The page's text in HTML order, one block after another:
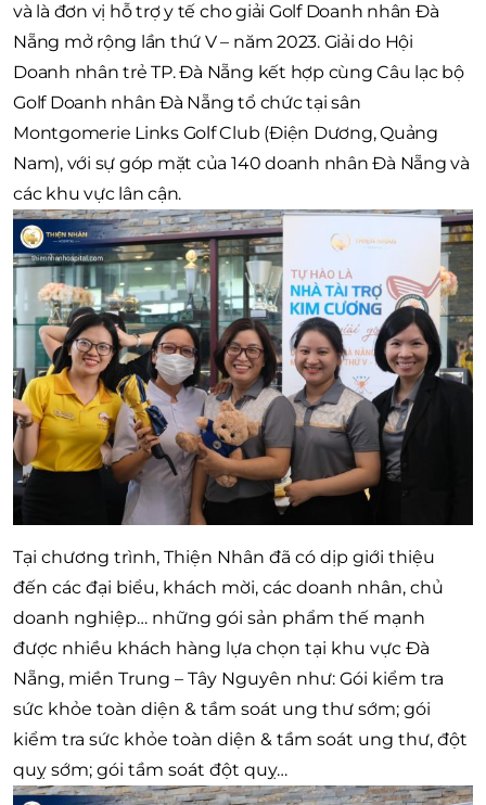
và là đơn vị hỗ trợ y tế cho giải Golf Doanh nhân Đà
Nẵng mở rộng lần thứ V – năm 2023. Giải do Hội
Doanh nhân trẻ TP. Đà Nẵng kết hợp cùng Câu lạc bộ
Golf Doanh nhân Đà Nẵng tổ chức tại sân
Montgomerie Links Golf Club (Điện Dương, Quảng
Nam), với sự góp mặt của 140 doanh nhân Đà Nẵng và
các khu vực lân cận.
Tại chương trình, Thiện Nhân đã có dịp giới thiệu
đến các đại biểu, khách mời, các doanh nhân, chủ
doanh nghiệp… những gói sản phẩm thế mạnh
được nhiều khách hàng lựa chọn tại khu vực Đà
Nẵng, miền Trung – Tây Nguyên như: Gói kiểm tra
sức khỏe toàn diện & tầm soát ung thư sớm; gói
kiểm tra sức khỏe toàn diện & tầm soát ung thư, đột
quỵ sớm; gói tầm soát đột quỵ…